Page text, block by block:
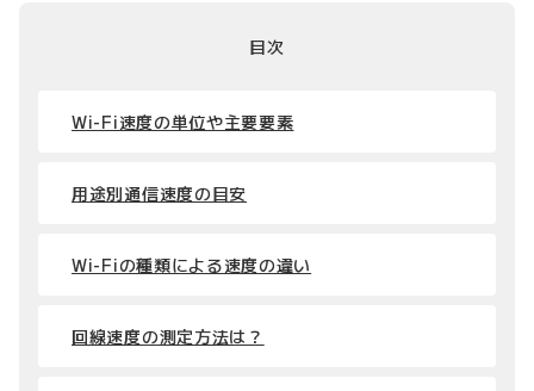
目次
Wi-Fi速度の単位や主要要素
用途別通信速度の目安
Wi-Fiの種類による速度の違い
回線速度の測定方法は？